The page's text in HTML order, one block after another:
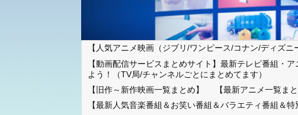
【人気アニメ映画（ジブリ/ワンピース/コナン/ディズニ
【動画配信サービスまとめサイト】最新テレビ番組・
よう！（TV局/チャンネルごとにまとめてます）
【旧作～新作映画一覧まとめ】
【最新アニメ一覧まと
【最新人気音楽番組＆お笑い番組＆バラエティ番組＆特